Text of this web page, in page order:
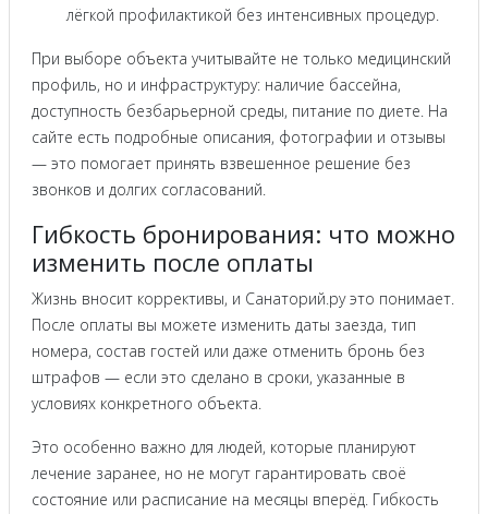
лёгкой профилактикой без интенсивных процедур.
При выборе объекта учитывайте не только медицинский
профиль, но и инфраструктуру: наличие бассейна,
доступность безбарьерной среды, питание по диете. На
сайте есть подробные описания, фотографии и отзывы
— это помогает принять взвешенное решение без
звонков и долгих согласований.
Гибкость бронирования: что можно
изменить после оплаты
Жизнь вносит коррективы, и Санаторий.ру это понимает.
После оплаты вы можете изменить даты заезда, тип
номера, состав гостей или даже отменить бронь без
штрафов — если это сделано в сроки, указанные в
условиях конкретного объекта.
Это особенно важно для людей, которые планируют
лечение заранее, но не могут гарантировать своё
состояние или расписание на месяцы вперёд. Гибкость